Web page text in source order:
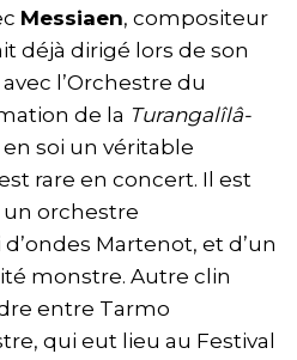
Messiaen, compositeur
déjà dirigé lors de son
l’Orchestre du
de la Turangalîlâ-
soi un véritable
rare en concert. Il est
un orchestre
Martenot, et d’un
monstre. Autre clin
entre Tarmo
qui eut lieu au Festival